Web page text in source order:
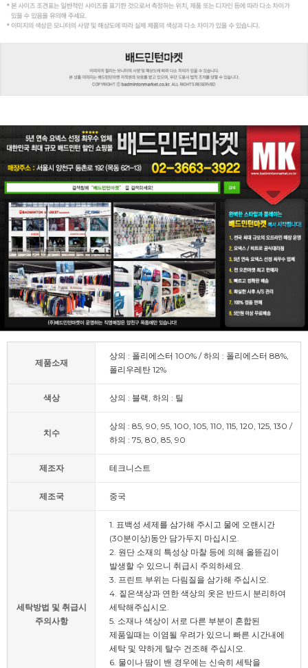
제품소재
상의 : 폴리에스터 100% / 하의 : 폴리에스터 88%,
폴리우레탄 12%
색상 상의 : 블랙, 하의 : 틸
치수
상의 : 85, 90, 95, 100, 105, 110, 115, 120, 125, 130 /
하의 : 75, 80, 85, 90
제조자 테크니스트
제조국 중국
세탁방법 및 취급시
주의사항
1. 표백성 세제를 삼가해 주시고 물에 오랜시간
(30분이상)동안 담가두지 마십시오.
2. 원단 소재의 특성상 마찰 등에 의해 올뜯김이
발생할 수 있으니 취급시 주의하세요.
3. 프린트 부위는 다림질을 삼가해 주십시오.
4. 짙은색상과 연한 색상의 옷은 반드시 분리하여
세탁해주십시오.
5. 소재나 색상이 서로 다른 부분이 혼합된
제품일때는 이염될 우려가 있으니 빠른 시간내에
세탁 및 약하게 탈수 건조해 주십시오.
6. 물이나 땀이 밴 경우에는 신속히 세탁을